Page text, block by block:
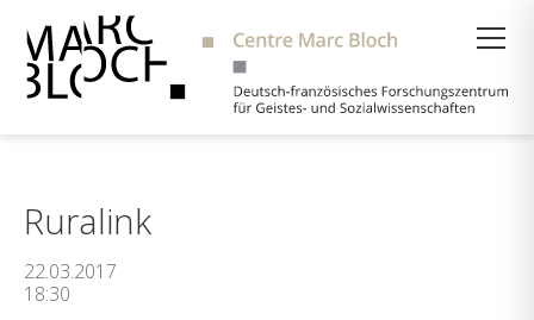
Ruralink
22.03.2017
18:30